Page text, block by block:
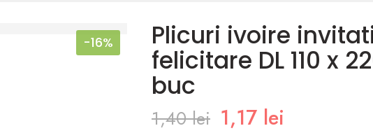
-16% Plicuri ivoire
felicitare DL 110 x
buc
1,40lei 1,17 lei